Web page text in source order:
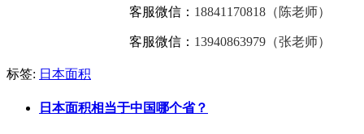
客服微信： 18841170818（陈老师）
客服微信： 13940863979（张老师）
标签: 日本面积
日本面积相当于中国哪个省？